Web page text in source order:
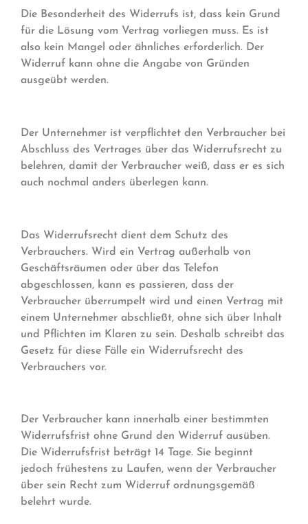
Die Besonderheit des Widerrufs ist, dass kein Grund
für die Lösung vom Vertrag vorliegen muss. Es ist
also kein Mangel oder ähnliches erforderlich. Der
Widerruf kann ohne die Angabe von Gründen
ausgeübt werden.
Der Unternehmer ist verpflichtet den Verbraucher bei
Abschluss des Vertrages über das Widerrufsrecht zu
belehren, damit der Verbraucher weiß, dass er es sich
auch nochmal anders überlegen kann.
Das Widerrufsrecht dient dem Schutz des
Verbrauchers. Wird ein Vertrag außerhalb von
Geschäftsräumen oder über das Telefon
abgeschlossen, kann es passieren, dass der
Verbraucher überrumpelt wird und einen Vertrag mit
einem Unternehmer abschließt, ohne sich über Inhalt
und Pflichten im Klaren zu sein. Deshalb schreibt das
Gesetz für diese Fälle ein Widerrufsrecht des
Verbrauchers vor.
Der Verbraucher kann innerhalb einer bestimmten
Widerrufsfrist ohne Grund den Widerruf ausüben.
Die Widerrufsfrist beträgt 14 Tage. Sie beginnt
jedoch frühestens zu Laufen, wenn der Verbraucher
über sein Recht zum Widerruf ordnungsgemäß
belehrt wurde.